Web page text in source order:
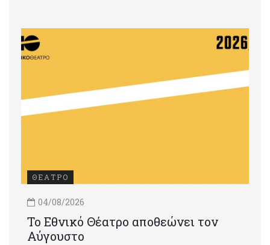
ΘΕΑΤΡΟ
04/08/2026
Το Εθνικό Θέατρο αποθεώνει τον
Αύγουστο